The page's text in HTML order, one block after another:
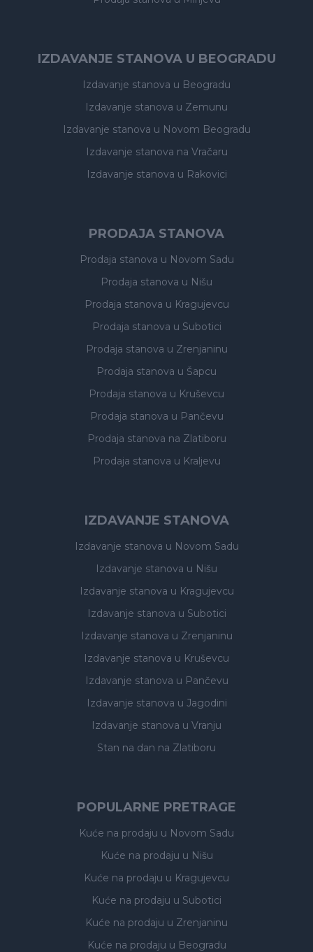
IZDAVANJE STANOVA U BEOGRADU
Izdavanje stanova u Beogradu
Izdavanje stanova u Zemunu
Izdavanje stanova u Novom Beogradu
Izdavanje stanova na Vračaru
Izdavanje stanova u Rakovici
PRODAJA STANOVA
Prodaja stanova u Novom Sadu
Prodaja stanova u Nišu
Prodaja stanova u Kragujevcu
Prodaja stanova u Subotici
Prodaja stanova u Zrenjaninu
Prodaja stanova u Šapcu
Prodaja stanova u Kruševcu
Prodaja stanova u Pančevu
Prodaja stanova na Zlatiboru
Prodaja stanova u Kraljevu
IZDAVANJE STANOVA
Izdavanje stanova u Novom Sadu
Izdavanje stanova u Nišu
Izdavanje stanova u Kragujevcu
Izdavanje stanova u Subotici
Izdavanje stanova u Zrenjaninu
Izdavanje stanova u Kruševcu
Izdavanje stanova u Pančevu
Izdavanje stanova u Jagodini
Izdavanje stanova u Vranju
Stan na dan na Zlatiboru
POPULARNE PRETRAGE
Kuće na prodaju u Novom Sadu
Kuće na prodaju u Nišu
Kuće na prodaju u Kragujevcu
Kuće na prodaju u Subotici
Kuće na prodaju u Zrenjaninu
Kuće na prodaju u Beogradu